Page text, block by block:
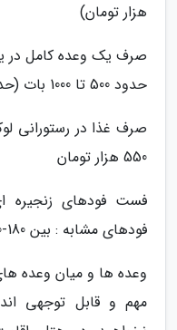
هزار تومان)
صرف یک وعده کامل در
حدود 500 تا 1000 بات (حدود 55-110 هزار تومان)
550 هزار تومان
فست فودهای زنجیره
فودهای مشابه : بین 180-300 بات (20-33 هزار تومان)
وعده ها و میان وعده
مهم و قابل توجهی